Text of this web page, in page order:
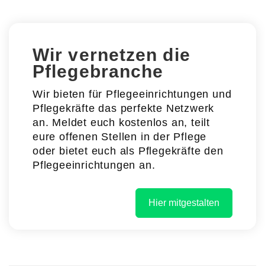
Wir vernetzen die
Pflegebranche
Wir bieten für Pflegeeinrichtungen und
Pflegekräfte das perfekte Netzwerk
an. Meldet euch kostenlos an, teilt
eure offenen Stellen in der Pflege
oder bietet euch als Pflegekräfte den
Pflegeeinrichtungen an.
Hier mitgestalten